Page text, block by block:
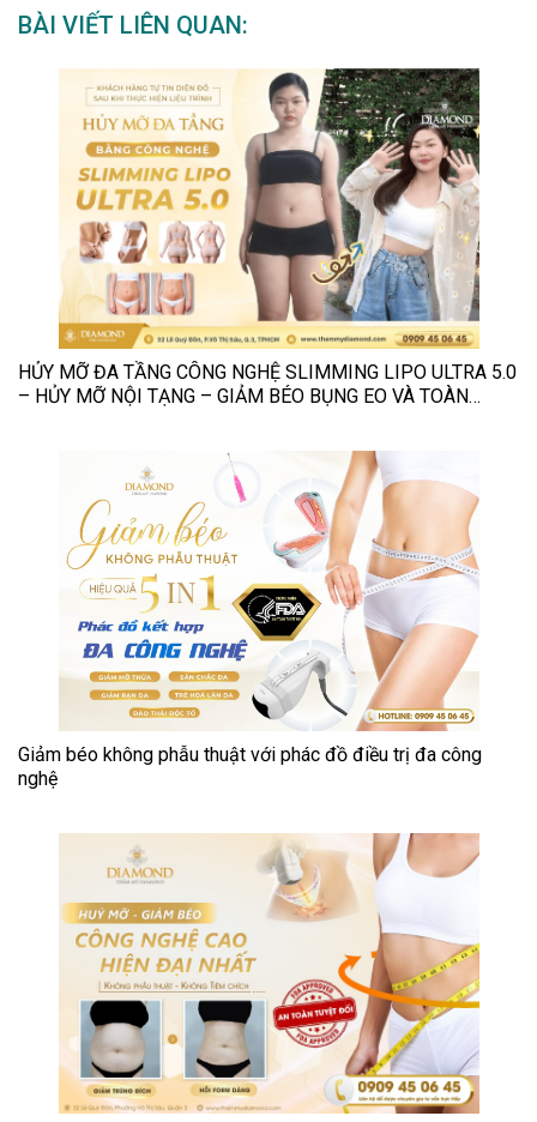
BÀI VIẾT LIÊN QUAN:
HỦY MỠ ĐA TẦNG CÔNG NGHỆ SLIMMING LIPO ULTRA 5.0
– HỦY MỠ NỘI TẠNG – GIẢM BÉO BỤNG EO VÀ TOÀN
Giảm béo không phẫu thuật với phác đồ điều trị đa công
nghệ